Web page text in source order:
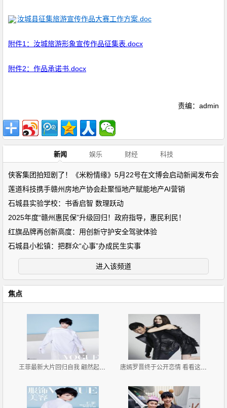
汝城县征集旅游宣传作品大赛工作方案.doc
附件1：汝城旅游形象宣传作品征集表.docx
附件2：作品承诺书.docx
责编：admin
新闻 娱乐 财经 科技
侠客集团拍短剧了！《米粉情缘》5月22号在文博会启动新闻发布会
莲道科技携手赣州房地产协会赴聚恒地产赋能地产AI营销
石城县实验学校：书香启智 数理跃动
2025年度“赣州惠民保”升级回归！政府指导，惠民利民！
红旗品牌再创新高度：用创新守护安全驾驶体验
石城县小松镇：把群众“心事”办成民生实事
进入该频道
焦点
王菲最新大片回归自我 翩然起舞灵气十足 唐嫣罗晋终于公开恋情 看看这些小细节俩人早就甜似蜜